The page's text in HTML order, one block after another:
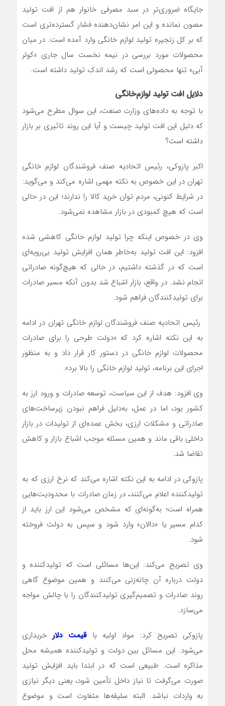
جایگاه ضروری‌تر در سبد مصرفی خانوار هم از افت تولید
مصون نمانده و این امر نشان‌دهنده فشار گسترده‌تری است
که بر کل زنجیره تولید لوازم خانگی وارد آمده است. در میان
محصولات مورد بررسی در نیمه نخست سال جاری «کولر
آبی» تنها محصولی است که رشد اندک تولید داشته است.
دلایل افت تولید لوازم‌خانگی
با توجه به داده‌های وزارت صنعت، این سوال مطرح می‌شود
که دلیل این افت تولید چیست و آیا این روند تاثیری بر بازار
داشته است؟
اکبر پازوکی، رئیس اتحادیه صنف فروشندگان لوازم خانگی
تهران در این خصوص به نکته مهمی اشاره می‌کند و می‌گوید:
در شرایط کنونی، مردم توان خرید کالا را ندارند؛ این در حالی
است که هیچ کمبودی در بازار مشاهده نمی‌شود.
وی در خصوص اینکه چرا تولید لوازم خانگی کاهشی شده
افزود: این افت تولید به‌خاطر همان افزایش تولید بی‌رویه‌ای
است که در گذشته داشتیم، در حالی که هیچ‌گونه صادراتی
انجام نشد. در واقع، بازار اشباع شد بدون آنکه مسیر صادرات
برای تولیدکنندگان فراهم شود.
رئیس اتحادیه صنف فروشندگان لوازم خانگی تهران در ادامه
به این نکته اشاره کرد که «دولت طرحی را برای صادرات
محصولات لوازم خانگی در دستور کار قرار داد و به منظور
اجرای این برنامه، تولید لوازم خانگی را بالا برد».
وی افزود: هدف از این سیاست، توسعه صادرات و ورود ارز به
کشور بود، اما در عمل، به‌دلیل فراهم نبودن زیرساخت‌های
صادراتی و مشکلات ارزی، بخش عمده‌ای از تولیدات در بازار
داخلی باقی ماند و همین مسئله موجب اشباع بازار و کاهش
تقاضا شد.
پازوکی در ادامه به این نکته اشاره می‌کند که نرخ ارزی که به
تولیدکننده اعلام می‌کنند، در زمان صادرات با محدودیت‌هایی
همراه است؛ به‌گونه‌ای که مشخص می‌شود این ارز باید از
کدام مسیر یا «دالان» وارد شود و سپس به دولت فروخته
شود.
وی تصریح می‌کند: این‌ها مسائلی است که تولیدکننده و
دولت درباره آن چانه‌زنی می‌کنند و همین موضوع گاهی
روند صادرات و تصمیم‌گیری تولیدکنندگان را با چالش مواجه
می‌سازد.
پازوکی تصریح کرد: مواد اولیه باقیمت دلارخریداری
می‌شود. این مسائل بین دولت و تولیدکننده همیشه محل
مذاکره است. طبیعی است که در ابتدا باید افزایش تولید
صورت می‌گرفت تا نیاز داخل تأمین شود، یعنی دیگر نیازی
به واردات نباشد. البته سلیقه‌ها متفاوت است و موضوع